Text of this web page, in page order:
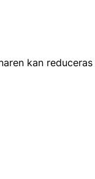
kan